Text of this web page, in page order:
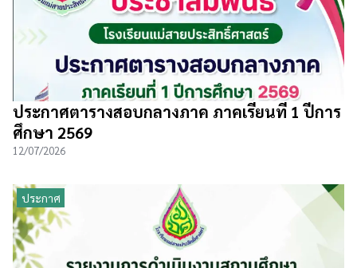
ประกาศตารางสอบกลางภาค ภาคเรียนที่ 1 ปีการ
ศึกษา 2569
12/07/2026
ประกาศ